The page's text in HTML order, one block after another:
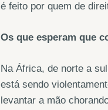
é feito por quem de
Os que esperam que
Na África, de norte a
está sendo
levantar a mão